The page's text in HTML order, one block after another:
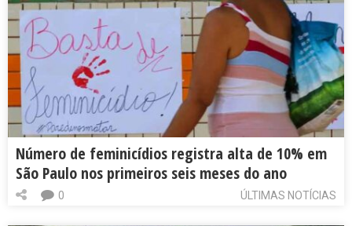
Número de feminicídios registra alta de 10% em
São Paulo nos primeiros seis meses do ano
ÚLTIMAS NOTÍCIAS
0